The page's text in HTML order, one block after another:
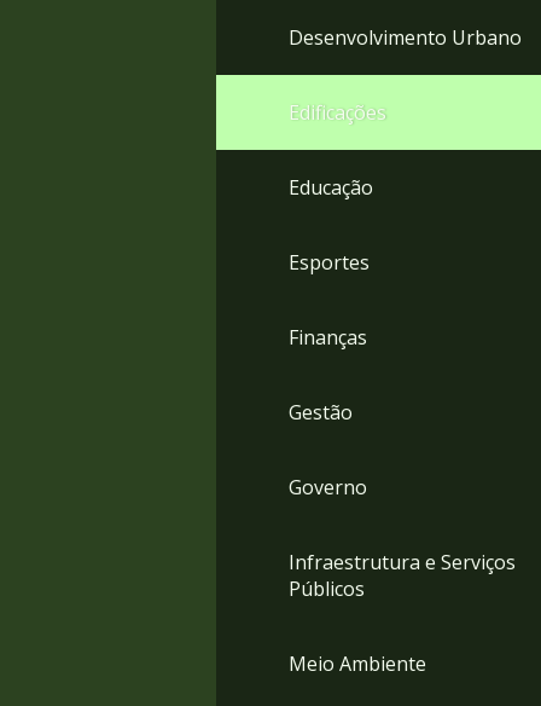
Desenvolvimento Urbano
Edificações
Educação
Esportes
Finanças
Gestão
Governo
Infraestrutura e Serviços
Públicos
Meio Ambiente